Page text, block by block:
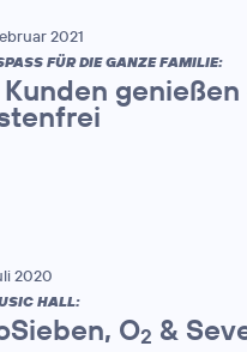
2021
FÜR DIE GANZE FAMILIE:
Kunden
2020
HALL:
O2 &